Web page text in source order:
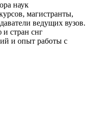
наук
магистранты,
ведущих вузов.
и стран снг
и опыт работы с